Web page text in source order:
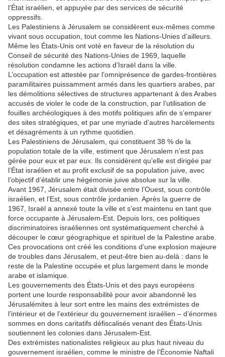
l’État israélien, et appuyée par des services de sécurité
oppressifs.
Les Palestiniens à Jérusalem se considèrent eux-mêmes comme
vivant sous occupation, tout comme les Nations-Unies d’ailleurs.
Même les États-Unis ont voté en faveur de la résolution du
Conseil de sécurité des Nations-Unies de 1969, laquelle
résolution condamne les actions d’Israël dans la ville.
L’occupation est attestée par l’omniprésence de gardes-frontières
paramilitaires puissamment armés dans les quartiers arabes, par
les démolitions sélectives de structures appartenant à des Arabes
accusés de violer le code de la construction, par l’utilisation de
fouilles archéologiques à des motifs politiques afin de s’emparer
des sites stratégiques, et par une myriade d’autres harcèlements
et désagréments à un rythme quotidien.
Les Palestiniens de Jérusalem, qui constituent 38 % de la
population totale de la ville, estiment que Jérusalem n’est pas
gérée pour eux et par eux. Ils considèrent qu’elle est dirigée par
l’État israélien et au profit exclusif de sa population juive, avec
l’objectif d’établir une hégémonie juive absolue sur la ville.
Avant 1967, Jérusalem était divisée entre l’Ouest, sous contrôle
israélien, et l’Est, sous contrôle jordanien. Après la guerre de
1967, Israël a annexé toute la ville et s’est maintenu en tant que
force occupante à Jérusalem-Est. Depuis lors, ces politiques
discriminatoires israéliennes ont systématiquement cherché à
découper le cœur géographique et spirituel de la Palestine arabe.
Ces provocations ont créé les conditions d’une explosion majeure
de troubles dans Jérusalem, et peut-être bien au-delà : dans le
reste de la Palestine occupée et plus largement dans le monde
arabe et islamique.
Les gouvernements des États-Unis et des pays européens
portent une lourde responsabilité pour avoir abandonné les
Jérusalémites à leur sort entre les mains des extrémistes de
l’intérieur et de l’extérieur du gouvernement israélien – d’énormes
sommes en dons caritatifs défiscalisés venant des États-Unis
soutiennent les colonies dans Jérusalem-Est.
Des extrémistes nationalistes religieux au plus haut niveau du
gouvernement israélien, comme le ministre de l’Économie Naftali